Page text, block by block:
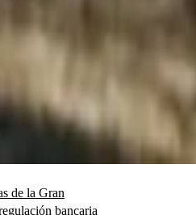
de la Gran
bancaria